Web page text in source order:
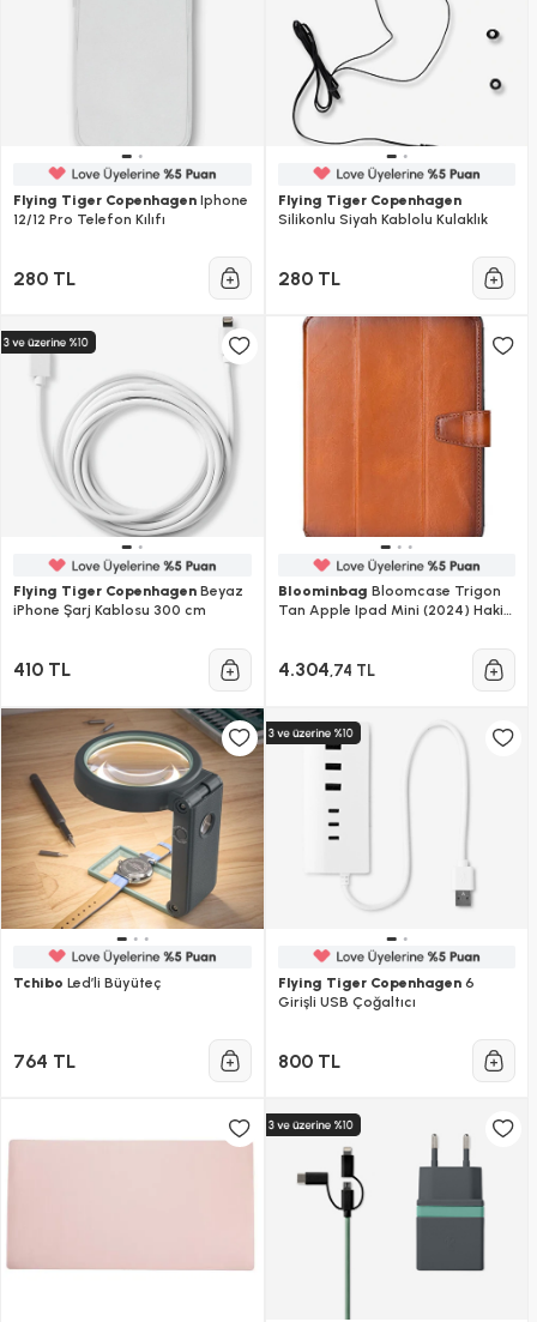
Flying Tiger Copenhagen Iphone
12/12 Pro Telefon Kılıfı
280 TL
Flying Tiger Copenhagen
Silikonlu Siyah Kablolu Kulaklık
280 TL
Flying Tiger Copenhagen Beyaz
iPhone Şarj Kablosu 300 cm
410 TL
Bloominbag Bloomcase Trigon
Tan Apple Ipad Mini (2024) Hakiki
4.304,74 TL
Tchibo Led’li Büyüteç
764 TL
Flying Tiger Copenhagen6
Girişli USB Çoğaltıcı
800 TL